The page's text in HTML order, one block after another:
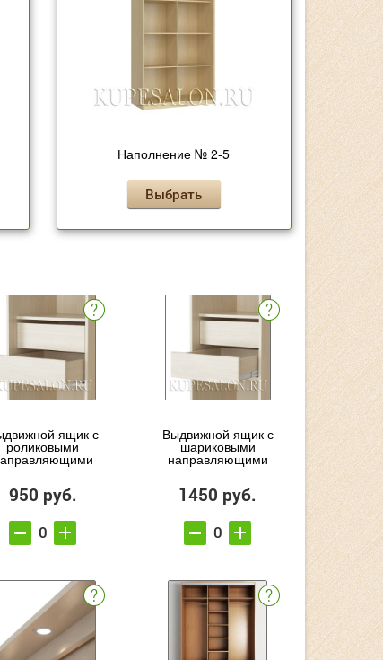
Наполнение № 2-5
Выбрать
ящик с
роликовыми
950 руб.
Выдвижной ящик с
шариковыми
направляющими
1450 руб.